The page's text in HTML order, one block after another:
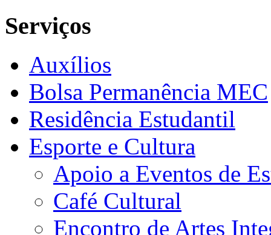
Serviços
Auxílios
Bolsa Permanência MEC
Residência Estudantil
Esporte e Cultura
Apoio a Eventos de
Café Cultural
Encontro de Artes